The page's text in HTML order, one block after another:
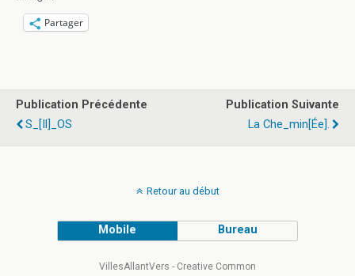
Partager
Publication Précédente
S_[il]_OS
Publication Suivante
La Che_min[ée].
Retour au début
Mobile Bureau
VillesAllantVers - Creative Common